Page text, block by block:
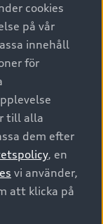
cookies
på vår
innehåll
för
till alla
dem efter
, en
vi använder,
att klicka på